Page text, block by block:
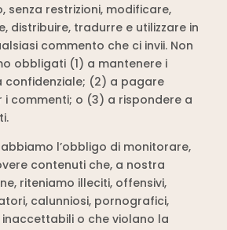
senza restrizioni, modificare,
distribuire, tradurre e utilizzare in
commento che ci invii. Non
obbligati (1) a mantenere i
confidenziale; (2) a pagare
i commenti; o (3) a rispondere a
l’obbligo di monitorare,
contenuti che, a nostra
riteniamo illeciti, offensivi,
calunniosi, pornografici,
o che violano la